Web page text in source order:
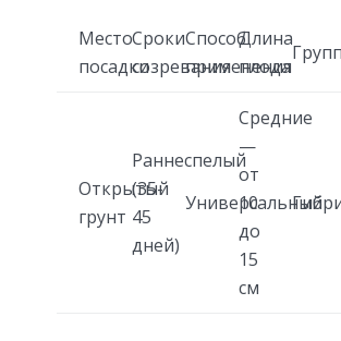
Место
посадки
Сроки
созревания
Способ
применения
Длина
плода
Открытый
грунт
Раннеспелый
(35-
45
дней)
Универсальный
Средние
—
от
10
до
15
см